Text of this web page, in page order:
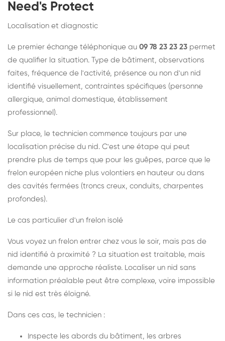
Need's Protect
Localisation et diagnostic
Le premier échange téléphonique au 09 78 23 23 23 permet
de qualifier la situation. Type de bâtiment, observations
faites, fréquence de l'activité, présence ou non d'un nid
identifié visuellement, contraintes spécifiques (personne
allergique, animal domestique, établissement
professionnel).
Sur place, le technicien commence toujours par une
localisation précise du nid. C'est une étape qui peut
prendre plus de temps que pour les guêpes, parce que le
frelon européen niche plus volontiers en hauteur ou dans
des cavités fermées (troncs creux, conduits, charpentes
profondes).
Le cas particulier d'un frelon isolé
Vous voyez un frelon entrer chez vous le soir, mais pas de
nid identifié à proximité ? La situation est traitable, mais
demande une approche réaliste. Localiser un nid sans
information préalable peut être complexe, voire impossible
si le nid est très éloigné.
Dans ces cas, le technicien :
Inspecte les abords du bâtiment, les arbres